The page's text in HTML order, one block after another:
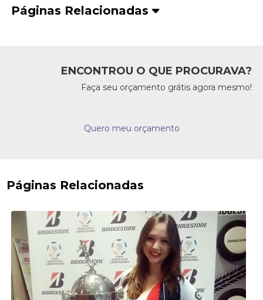
Páginas Relacionadas
ENCONTROU O QUE PROCURAVA?
Faça seu orçamento grátis agora mesmo!
Quero meu orçamento
Páginas Relacionadas